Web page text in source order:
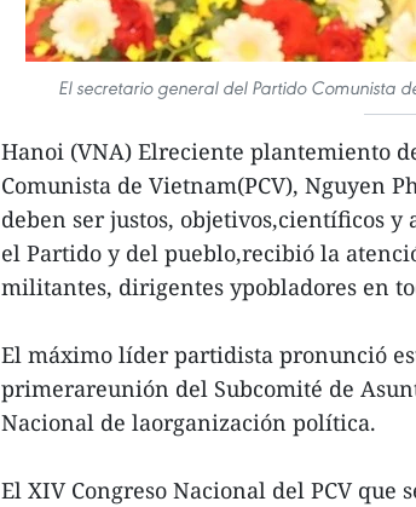
El secretario general del Partido Comunista
Hanoi (VNA) Elreciente plantemiento
Comunista de Vietnam(PCV), Nguyen
deben ser justos, objetivos,científicos
el Partido y del pueblo,recibió la
militantes, dirigentes ypobladores en
El máximo líder partidista pronunció
primerareunión del Subcomité de
Nacional de laorganización política.
El XIV Congreso Nacional del PCV que